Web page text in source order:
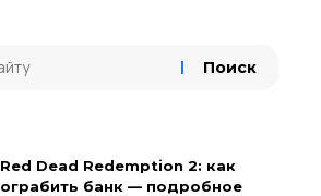
Red Dead Redemption 2: как
ограбить банк — подробное